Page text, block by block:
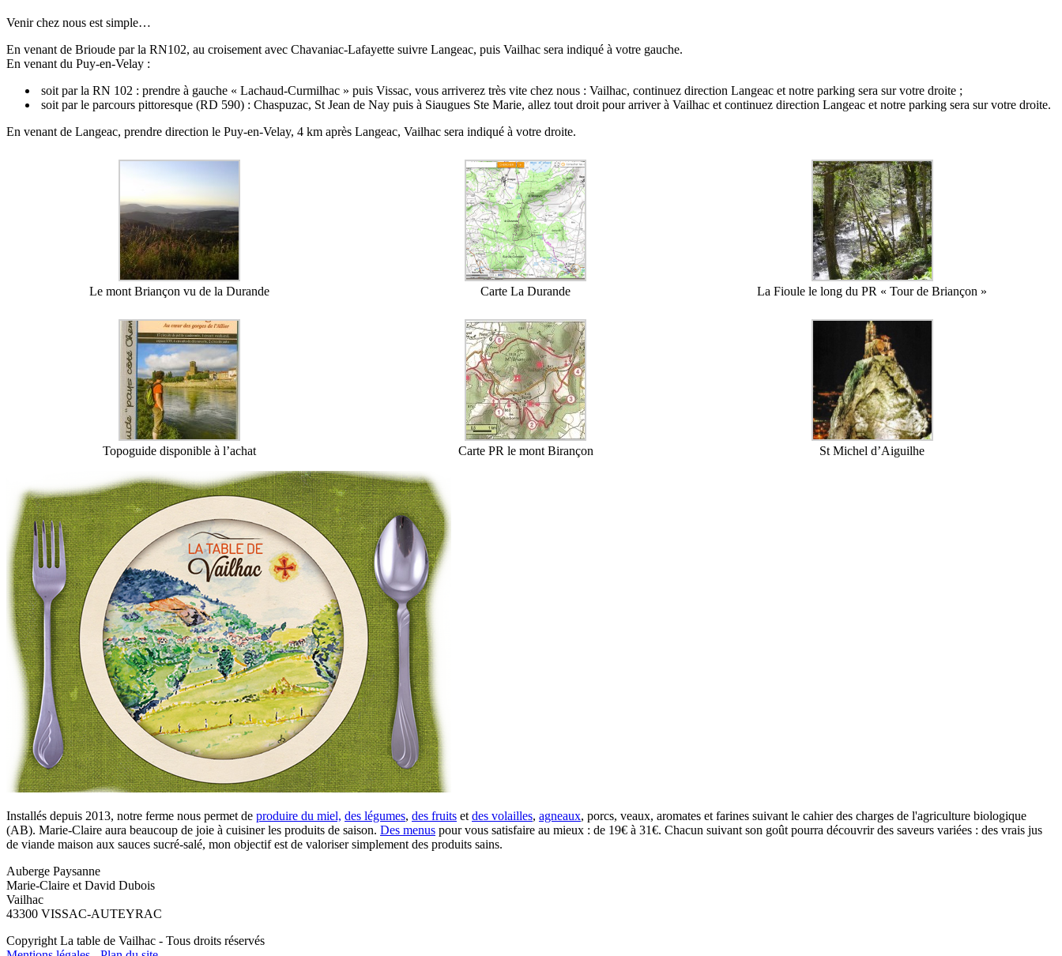
Venir chez nous est simple…
En venant de Brioude par la RN102, au croisement avec Chavaniac-Lafayette suivre Langeac, puis Vailhac sera indiqué à votre gauche.
En venant du Puy-en-Velay :
soit par la RN 102 : prendre à gauche « Lachaud-Curmilhac » puis Vissac, vous arriverez très vite chez nous : Vailhac, continuez direction Langeac et notre parking sera sur votre droite ;
soit par le parcours pittoresque (RD 590) : Chaspuzac, St Jean de Nay puis à Siaugues Ste Marie, allez tout droit pour arriver à Vailhac et continuez direction Langeac et notre parking sera sur votre droite.
En venant de Langeac, prendre direction le Puy-en-Velay, 4 km après Langeac, Vailhac sera indiqué à votre droite.
Le mont Briançon vu de la Durande Carte La Durande La Fioule le long du PR « Tour de Briançon »
Topoguide disponible à l’achat Carte PR le mont Birançon St Michel d’Aiguilhe
Installés depuis 2013, notre ferme nous permet de produire du miel, des légumes, des fruits et des volailles, agneaux, porcs, veaux, aromates et farines suivant le cahier des charges de l'agriculture biologique
(AB). Marie-Claire aura beaucoup de joie à cuisiner les produits de saison. Des menus pour vous satisfaire au mieux : de 19€ à 31€. Chacun suivant son goût pourra découvrir des saveurs variées : des vrais jus
de viande maison aux sauces sucré-salé, mon objectif est de valoriser simplement des produits sains.
Auberge Paysanne
Marie-Claire ​et David Dubois
Vailhac
43300 VISSAC-AUTEYRAC
Copyright La table de Vailhac - Tous droits réservés